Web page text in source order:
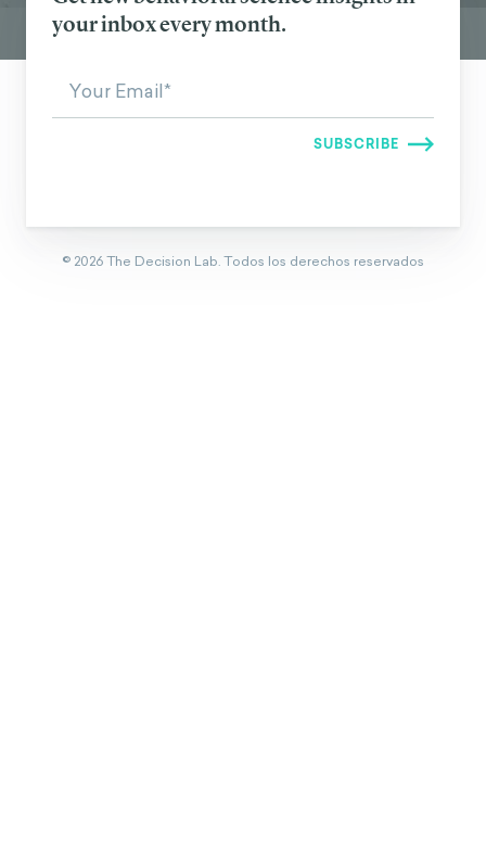
your inbox every month.
© 2026The Decision Lab.Todos los derechos reservados